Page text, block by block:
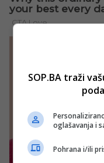
SOP.BA traži
oglašavanja i
Pohrana i/ili